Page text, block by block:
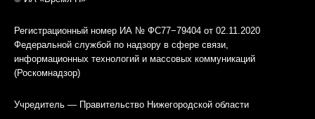
Регистрационный номер ИА № ФС77−79404 от 02.11.2020
Федеральной службой по надзору в сфере связи,
информационных технологий и массовых коммуникаций
(Роскомнадзор)
Учредитель — Правительство Нижегородской области